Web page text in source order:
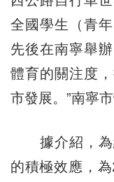
全國學生（青
先後在南寧舉
體育的關注度
市發展。”南寧
據介紹，為
的積極效應，